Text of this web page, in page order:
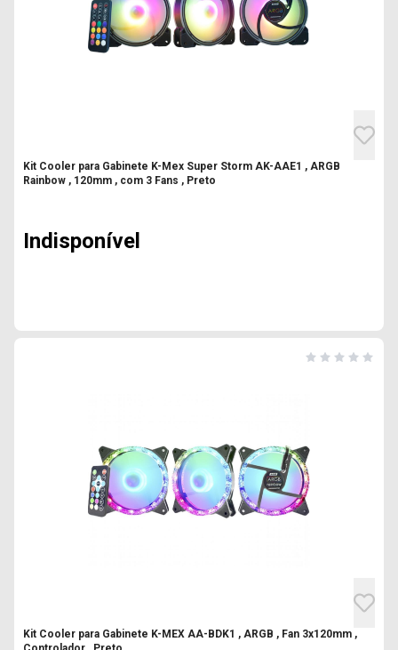
Kit Cooler para Gabinete K-Mex Super Storm AK-AAE1 , ARGB
Rainbow , 120mm , com 3 Fans , Preto
Indisponível
Kit Cooler para Gabinete K-MEX AA-BDK1 , ARGB , Fan 3x120mm ,